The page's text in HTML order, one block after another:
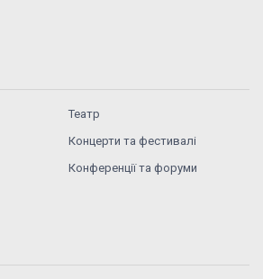
Театр
Концерти та фестивалі
Конференції та форуми